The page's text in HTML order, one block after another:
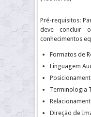
Pré-requisitos:
deve concluir
conhecimentos
Formatos de
Linguagem
Terminologia
Direção de